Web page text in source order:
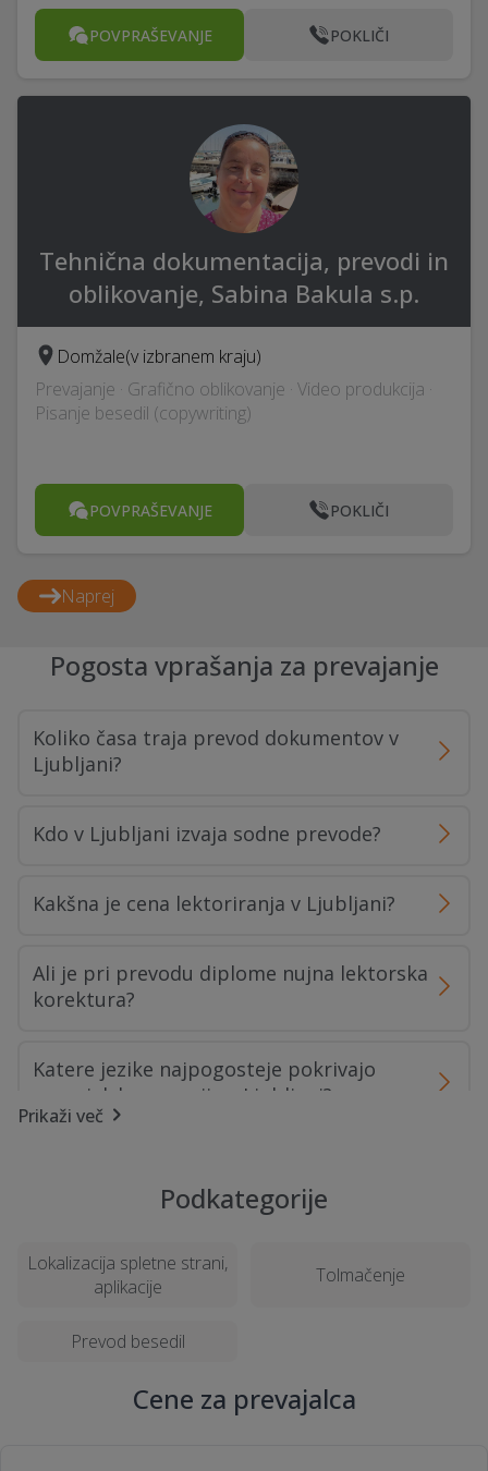
POVPRAŠEVANJE POKLIČI
Tehnična dokumentacija, prevodi in
oblikovanje, Sabina Bakula s.p.
Domžale(v izbranem kraju)
Prevajanje · Grafično oblikovanje · Video produkcija ·
Pisanje besedil (copywriting)
POVPRAŠEVANJE POKLIČI
Naprej
Pogosta vprašanja za prevajanje
Koliko časa traja prevod dokumentov v
Ljubljani?
Kdo v Ljubljani izvaja sodne prevode?
Kakšna je cena lektoriranja v Ljubljani?
Ali je pri prevodu diplome nujna lektorska
korektura?
Katere jezike najpogosteje pokrivajo
prevajalske agencije v Ljubljani?
Prikaži več
Podkategorije
Lokalizacija spletne strani,
aplikacije
Tolmačenje
Prevod besedil
Cene za prevajalca